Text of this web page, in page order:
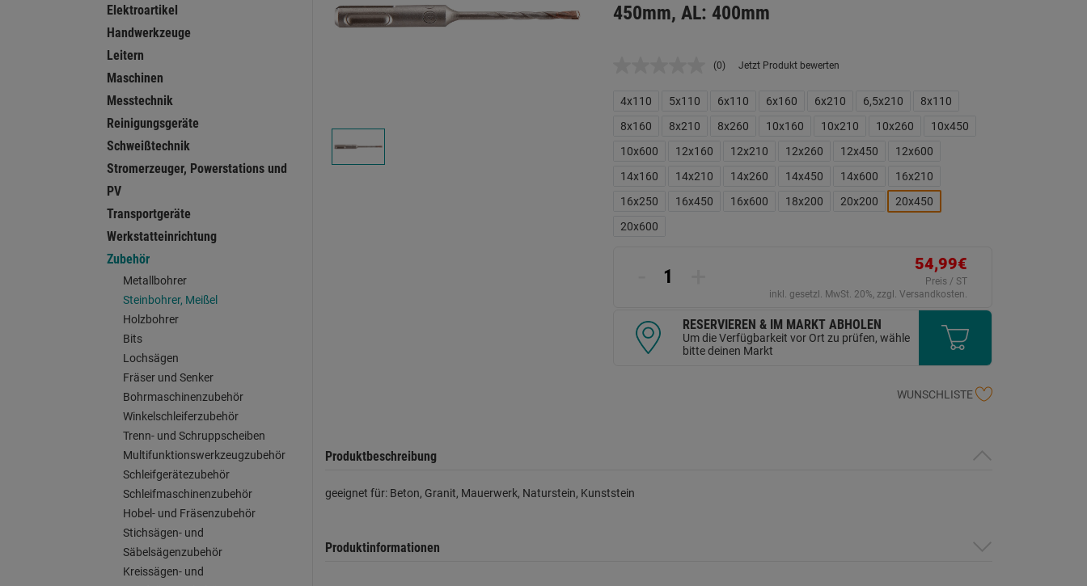
Elektroartikel
Handwerkzeuge
Leitern
Maschinen
Messtechnik
Reinigungsgeräte
Schweißtechnik
Stromerzeuger, Powerstations und
PV
Transportgeräte
Werkstatteinrichtung
Zubehör
Metallbohrer
Steinbohrer, Meißel
Holzbohrer
Bits
Lochsägen
Fräser und Senker
Bohrmaschinenzubehör
Winkelschleiferzubehör
Trenn- und Schruppscheiben
Multifunktionswerkzeugzubehör
Schleifgerätezubehör
Schleifmaschinenzubehör
Hobel- und Fräsenzubehör
Stichsägen- und
Säbelsägenzubehör
Kreissägen- und
450mm, AL: 400mm
Kein
Link
auf
derselben
Seite.
(0) Jetzt Produkt bewerten
4x110 5x110 6x110 6x160 6x210 6,5x210
8x110
8x160
8x210 8x260 10x160 10x210 10x260
10x450
10x600
12x160 12x210 12x260 12x450
12x600
14x160
14x210 14x260 14x450 14x600
16x210
16x250
16x450 16x600 18x200 20x200
20x450
20x600
54,99€
Preis / ST
inkl. gesetzl. MwSt. 20%, zzgl. Versandkosten.
RESERVIEREN & IM MARKT ABHOLEN
Um die Verfügbarkeit vor Ort zu prüfen, wähle
bitte deinen Markt
WUNSCHLISTE
Produktbeschreibung
geeignet für: Beton, Granit, Mauerwerk, Naturstein, Kunststein
Produktinformationen